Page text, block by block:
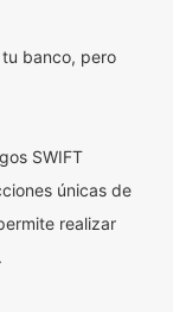
banco, pero
SWIFT
únicas de
realizar